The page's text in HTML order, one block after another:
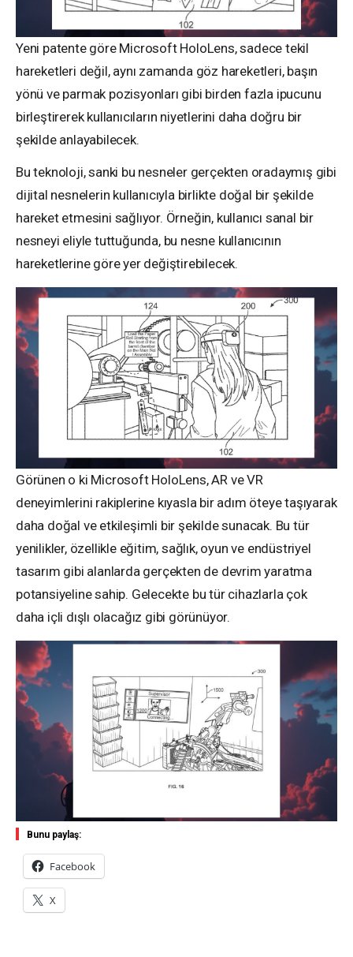
Yeni patente göre Microsoft HoloLens, sadece tekil
hareketleri değil, aynı zamanda göz hareketleri, başın
yönü ve parmak pozisyonları gibi birden fazla ipucunu
birleştirerek kullanıcıların niyetlerini daha doğru bir
şekilde anlayabilecek.
Bu teknoloji, sanki bu nesneler gerçekten oradaymış gibi
dijital nesnelerin kullanıcıyla birlikte doğal bir şekilde
hareket etmesini sağlıyor. Örneğin, kullanıcı sanal bir
nesneyi eliyle tuttuğunda, bu nesne kullanıcının
hareketlerine göre yer değiştirebilecek.
Görünen o ki Microsoft HoloLens, AR ve VR
deneyimlerini rakiplerine kıyasla bir adım öteye taşıyarak
daha doğal ve etkileşimli bir şekilde sunacak. Bu tür
yenilikler, özellikle eğitim, sağlık, oyun ve endüstriyel
tasarım gibi alanlarda gerçekten de devrim yaratma
potansiyeline sahip. Gelecekte bu tür cihazlarla çok
daha içli dışlı olacağız gibi görünüyor.
Bunu paylaş:
Facebook
X